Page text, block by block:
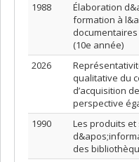
1988
Élaboration
formation à
(10e année)
2026
qualitative du
d’acquisition
perspective
1990
Les produits
des